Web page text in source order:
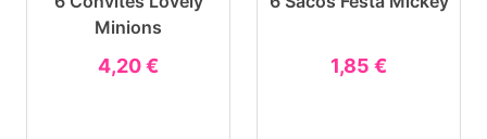
Minions
4,20 € 1,85 €